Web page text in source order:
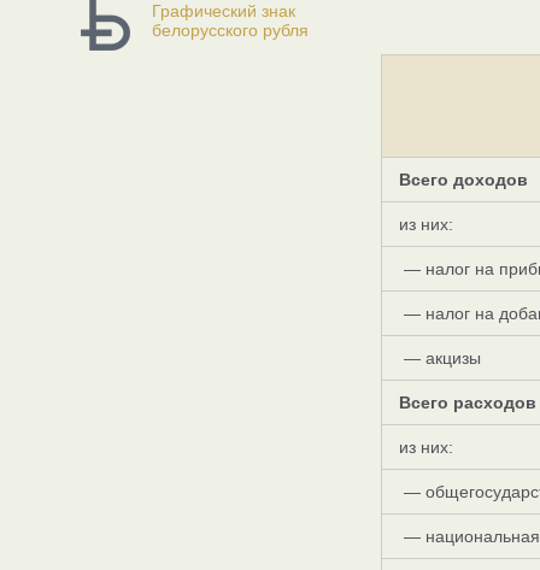
Графический знак
белорусского рубля
Всего доходов
из них:
— налог на
— налог на
— акцизы
Всего расходов
из них:
—
—